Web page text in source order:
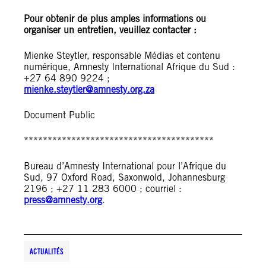
Pour obtenir de plus amples informations ou
organiser un entretien, veuillez contacter :
Mienke Steytler, responsable Médias et contenu
numérique, Amnesty International Afrique du Sud :
+27 64 890 9224 ;
mienke.steytler@amnesty.org.za
Document Public
****************************************
Bureau d’Amnesty International pour l’Afrique du
Sud, 97 Oxford Road, Saxonwold, Johannesburg
2196 ; +27 11 283 6000 ; courriel :
press@amnesty.org.
ACTUALITÉS